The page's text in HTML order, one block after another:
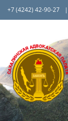
+7 (4242) 42-90-27 |